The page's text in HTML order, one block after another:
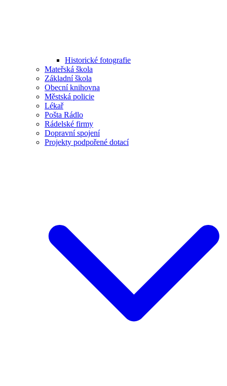
Historické fotografie
Mateřská škola
Základní škola
Obecní knihovna
Městská policie
Lékař
Pošta Rádlo
Rádelské firmy
Dopravní spojení
Projekty podpořené dotací